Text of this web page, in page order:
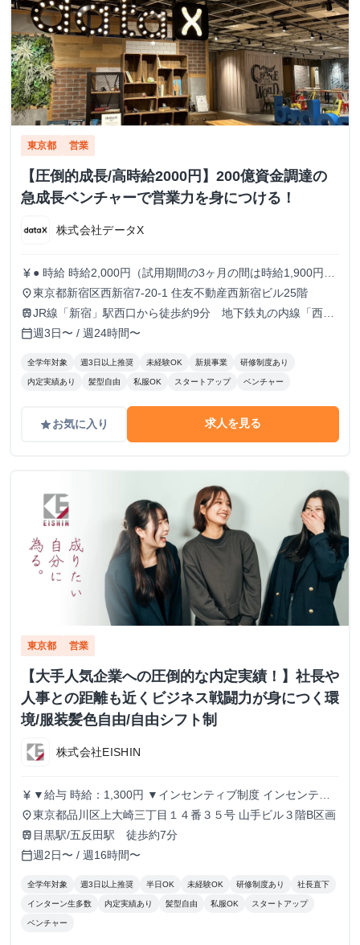
東京都 営業
【圧倒的成長/高時給2000円】200億資金調達の
急成長ベンチャーで営業力を身につける！
株式会社データX
currency_yen ● 時給 時給2,000円（試用期間の3ヶ月の間は時給1,900円）
※出勤日数に応じたボーナスもあり！！ ● 勤務時間 9:30
～18:30 ※月曜のみ10:30～19:30 ※実働8時間 ※原則残業な
たい人 どちらも大歓迎！！！
place 東京都新宿区西新宿7-20-1 住友不動産西新宿ビル25階
trainJR線「新宿」駅西口から徒歩約9分 地下鉄丸の内線「西新
宿」駅1番出口から徒歩約5分
calendar_today週3日〜 / 週24時間〜
全学年対象 週3日以上推奨 未経験OK 新規事業 研修制度あり
内定実績あり 髪型自由 私服OK スタートアップ ベンチャー
gradeお気に入り 求人を見る
東京都 営業
【大手人気企業への圧倒的な内定実績！】社長や
人事との距離も近くビジネス戦闘力が身につく環
境/服装髪色自由/自由シフト制
株式会社EISHIN
currency_yen ▼給与 時給：1,300円 ▼インセンティブ制度 インセンティ
ブ制度あり。 1件の商談実施につき、500円のインセンティ
ブを支給します。 商談につながるアポイントを取得するこ
とで、インセンティブが発生する仕組みです。 ▼こんな方
にピッタリ！ ・学生のうちからガッツリ稼ぎたい！ ・成果
に見合った給料が欲しい！ ・成長意欲があり、挑戦する環
に挑戦しましょう！
place東京都品川区上大崎三丁目１４番３５号 山手ビル３階B区画
train 目黒駅/五反田駅 徒歩約7分
calendar_today週2日〜 / 週16時間〜
全学年対象 週3日以上推奨 半日OK 未経験OK 研修制度あり 社長直下
インターン生多数 内定実績あり 髪型自由 私服OK スタートアップ
ベンチャー